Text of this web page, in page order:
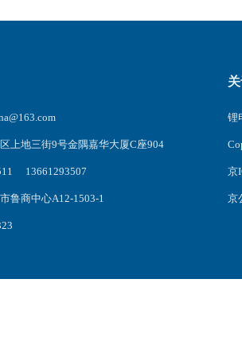
上地三街9号金隅嘉华大厦C座904
13661293507
鲁商中心A12-1503-1
锂
京
京